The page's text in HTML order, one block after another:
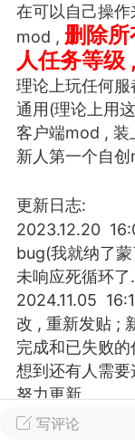
MOD下载
大人
Lv.8
02-10 15:45
电脑端
卖挂
禁止发布
单机辅助引流私
作弊模组的发布
作弊模组在联机
环境，中文网特
模组的发布行为：
72
大人
Lv.8
写评论
在可以自己操
mod , 删除
人任务等级
理论上玩任何
通用(理论上用
客户端mod , 装
新人第一个自
更新日志:
2023.12.20
bug(我就纳了
未响应死循环
2024.11.05
改 , 重新发贴 ;
完成和已失败
想到还有人需
努力更新 .
2024.12.22